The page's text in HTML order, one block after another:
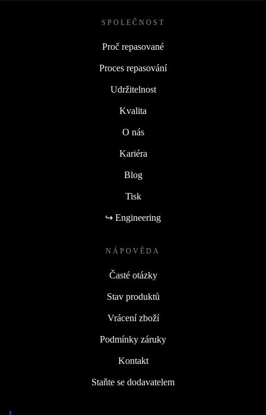
SPOLEČNOST
Proč repasované
Proces repasování
Udržitelnost
Kvalita
O nás
Kariéra
Blog
Tisk
↪ Engineering
NÁPOVĚDA
Časté otázky
Stav produktů
Vrácení zboží
Podmínky záruky
Kontakt
Staňte se dodavatelem